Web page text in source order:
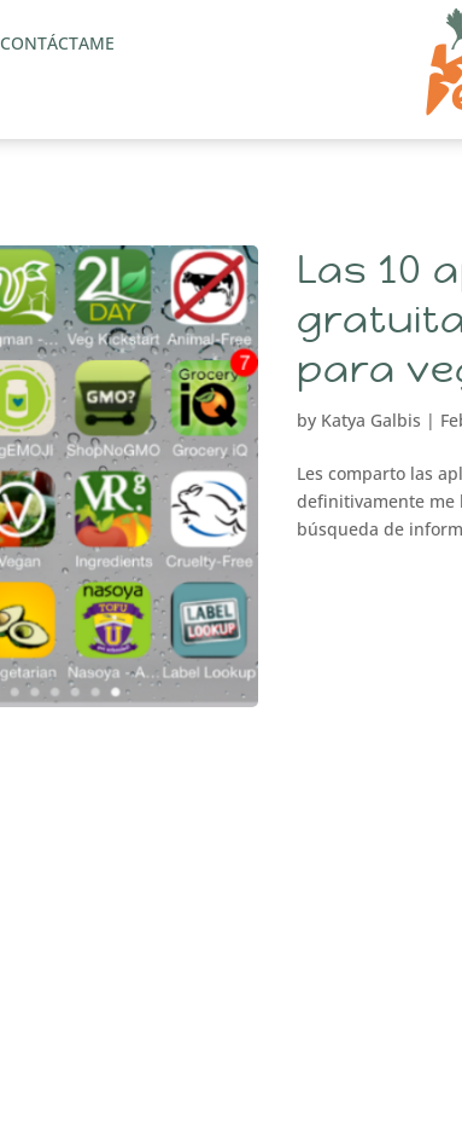
CONTÁCTAME
Las 10
para
by Katya Galbis |
Les comparto las
definitivamente me
búsqueda de